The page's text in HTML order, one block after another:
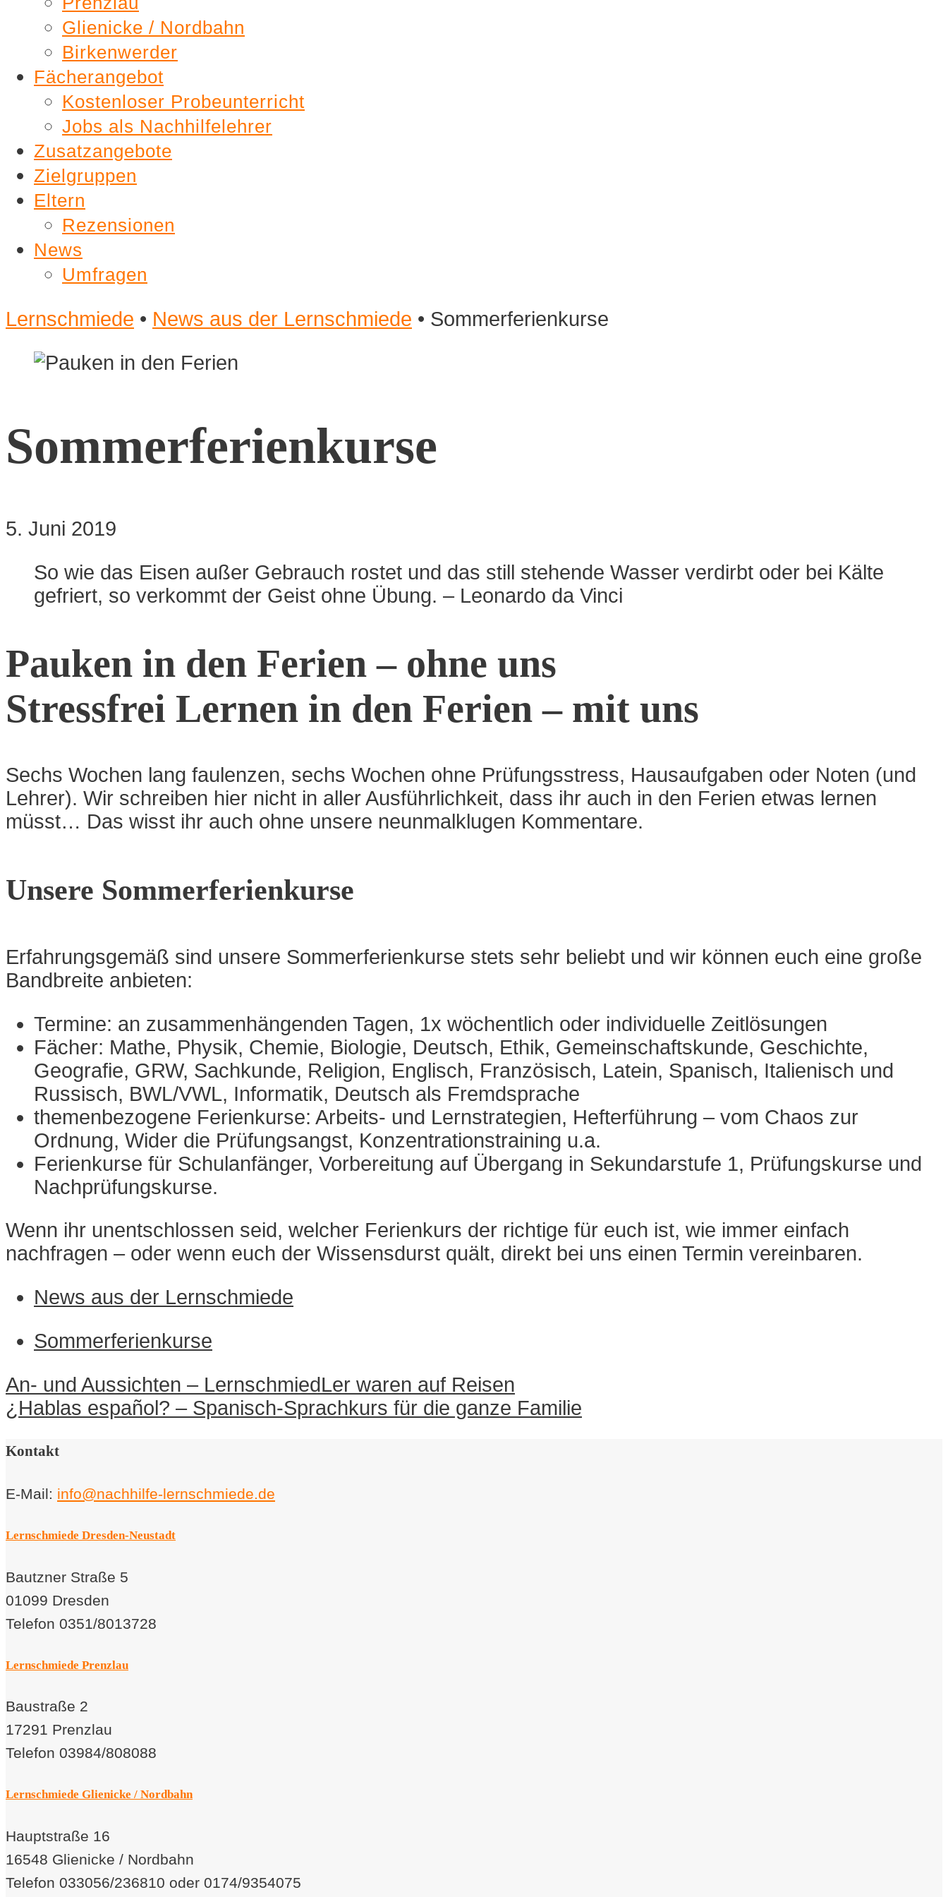
Glienicke / Nordbahn
Birkenwerder
Fächerangebot
Kostenloser Probeunterricht
Jobs als Nachhilfelehrer
Zusatzangebote
Zielgruppen
Eltern
Rezensionen
News
Umfragen
Lernschmiede • News aus der Lernschmiede • Sommerferienkurse
Sommerferienkurse
5. Juni 2019
So wie das Eisen außer Gebrauch rostet und das still stehende Wasser verdirbt oder bei Kälte
gefriert, so verkommt der Geist ohne Übung. – Leonardo da Vinci
Pauken in den Ferien – ohne uns
Stressfrei Lernen in den Ferien – mit uns
Sechs Wochen lang faulenzen, sechs Wochen ohne Prüfungsstress, Hausaufgaben oder Noten (und
Lehrer). Wir schreiben hier nicht in aller Ausführlichkeit, dass ihr auch in den Ferien etwas lernen
müsst… Das wisst ihr auch ohne unsere neunmalklugen Kommentare.
Unsere Sommerferienkurse
Erfahrungsgemäß sind unsere Sommerferienkurse stets sehr beliebt und wir können euch eine große
Bandbreite anbieten:
Termine: an zusammenhängenden Tagen, 1x wöchentlich oder individuelle Zeitlösungen
Fächer: Mathe, Physik, Chemie, Biologie, Deutsch, Ethik, Gemeinschaftskunde, Geschichte,
Geografie, GRW, Sachkunde, Religion, Englisch, Französisch, Latein, Spanisch, Italienisch und
Russisch, BWL/VWL, Informatik, Deutsch als Fremdsprache
themenbezogene Ferienkurse: Arbeits- und Lernstrategien, Hefterführung – vom Chaos zur
Ordnung, Wider die Prüfungsangst, Konzentrationstraining u.a.
Ferienkurse für Schulanfänger, Vorbereitung auf Übergang in Sekundarstufe 1, Prüfungskurse und
Nachprüfungskurse.
Wenn ihr unentschlossen seid, welcher Ferienkurs der richtige für euch ist, wie immer einfach
nachfragen – oder wenn euch der Wissensdurst quält, direkt bei uns einen Termin vereinbaren.
News aus der Lernschmiede
Sommerferienkurse
Navigation
innerhalb
Beitrags
An- und Aussichten – LernschmiedLer waren auf Reisen
¿Hablas español? – Spanisch-Sprachkurs für die ganze Familie
Kontakt
E-Mail: info@nachhilfe-lernschmiede.de
Lernschmiede Dresden-Neustadt
Bautzner Straße 5
01099 Dresden
Telefon 0351/8013728
Lernschmiede Prenzlau
Baustraße 2
17291 Prenzlau
Telefon 03984/808088
Lernschmiede Glienicke / Nordbahn
Hauptstraße 16
16548 Glienicke / Nordbahn
Telefon 033056/236810 oder 0174/9354075